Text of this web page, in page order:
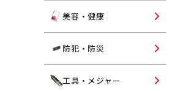
美容・健康
防犯・防災
工具・メジャー